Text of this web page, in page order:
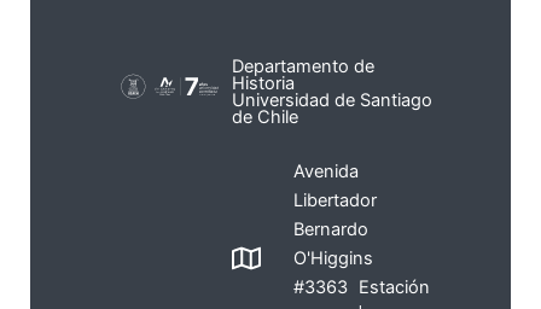
Departamento de
Historia
Universidad de Santiago
de Chile
Avenida
Libertador
Bernardo
O'Higgins
#3363 Estación